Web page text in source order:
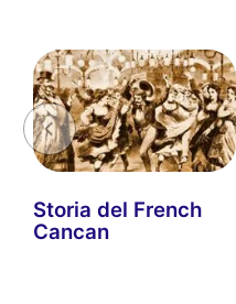
Storia del French
Cancan